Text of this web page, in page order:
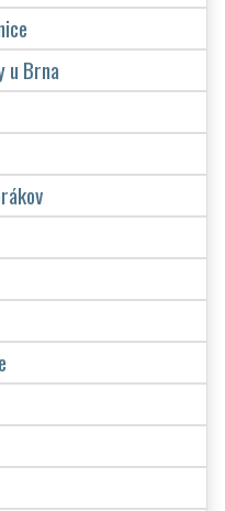
u Brna